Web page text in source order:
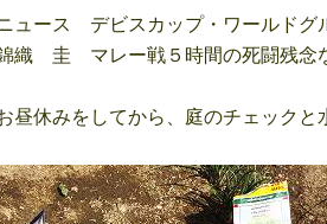
ュース デビスカップ・ワールドグ
織 圭 マレー戦５時間の死闘残念な
昼休みをしてから、庭のチェックと